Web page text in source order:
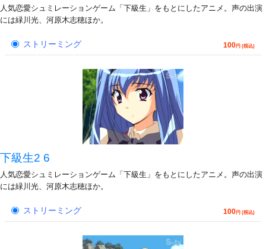
人気恋愛シュミレーションゲーム「下級生」をもとにしたアニメ。声の出演
には緑川光、河原木志穂ほか。
ストリーミング 100円 (税込)
下級生2 6
人気恋愛シュミレーションゲーム「下級生」をもとにしたアニメ。声の出演
には緑川光、河原木志穂ほか。
ストリーミング 100円 (税込)